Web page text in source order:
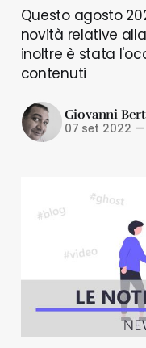
Questo agosto
novità relative
inoltre è stata
contenuti
Giovanni
07 set 2022 —